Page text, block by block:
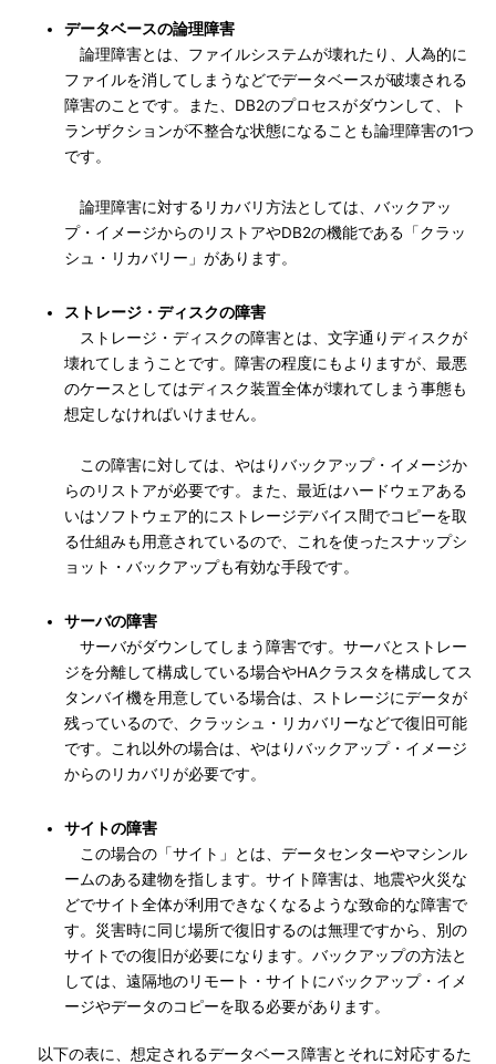
データベースの論理障害
論理障害とは、ファイルシステムが壊れたり、人為的に
ファイルを消してしまうなどでデータベースが破壊される
障害のことです。また、DB2のプロセスがダウンして、ト
ランザクションが不整合な状態になることも論理障害の1つ
です。
論理障害に対するリカバリ方法としては、バックアッ
プ・イメージからのリストアやDB2の機能である「クラッ
シュ・リカバリー」があります。
ストレージ・ディスクの障害
ストレージ・ディスクの障害とは、文字通りディスクが
壊れてしまうことです。障害の程度にもよりますが、最悪
のケースとしてはディスク装置全体が壊れてしまう事態も
想定しなければいけません。
この障害に対しては、やはりバックアップ・イメージか
らのリストアが必要です。また、最近はハードウェアある
いはソフトウェア的にストレージデバイス間でコピーを取
る仕組みも用意されているので、これを使ったスナップシ
ョット・バックアップも有効な手段です。
サーバの障害
サーバがダウンしてしまう障害です。サーバとストレー
ジを分離して構成している場合やHAクラスタを構成してス
タンバイ機を用意している場合は、ストレージにデータが
残っているので、クラッシュ・リカバリーなどで復旧可能
です。これ以外の場合は、やはりバックアップ・イメージ
からのリカバリが必要です。
サイトの障害
この場合の「サイト」とは、データセンターやマシンル
ームのある建物を指します。サイト障害は、地震や火災な
どでサイト全体が利用できなくなるような致命的な障害で
す。災害時に同じ場所で復旧するのは無理ですから、別の
サイトでの復旧が必要になります。バックアップの方法と
しては、遠隔地のリモート・サイトにバックアップ・イメ
ージやデータのコピーを取る必要があります。
以下の表に、想定されるデータベース障害とそれに対応するた